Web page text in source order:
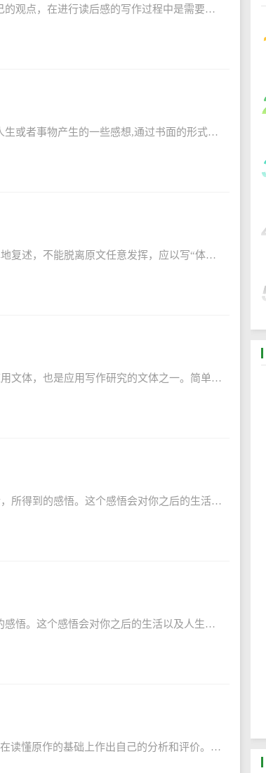
夏洛的网读后感三年级感触如何写？我们在写读后感的时候，一定要写明自己的观点，在进行读后感的写作过程中是需要记录书籍内容以及自己读书后感受的。下面是小编为大家整理的夏洛的网读后感三年级感触，希望对大家有
《三国演义》阅读感想和收获有哪些？读后感是在阅读了书籍等作品之后对人生或者事物产生的一些感想,通过书面的形式记录下来,就成为了读后感。下面是小编为大家整理的《三国演义》阅读感想和收获，希望对大家有所帮
对西游记的读后感和感触500字有哪些？写读后感绝不是对原文的抄录或简单地复述，不能脱离原文任意发挥，应以写“体会”为主。下面是小编为大家整理的对西游记的读后感和感触500字内容，希望对大家有所帮助。
西游记读后感优秀作文450字有哪些？读后感就是读书笔记，是一种常用的应用文体，也是应用写作研究的文体之一。简单来说就是看完书后的感触。下面是小编为大家整理的西游记读后感优秀作文450字，希望对大家有所
小学生读《西游记》读后感400字左右有哪些？读后感是指用心读完一本书后，所得到的感悟。这个感悟会对你之后的生活以及人生有莫大的帮助。下面是小编为大家整理的小学生读《西游记》读后感400字左右，希望对大
《艾青诗选》读后感及感悟写什么？读后感是指用心读完一本书后，所得到的感悟。这个感悟会对你之后的生活以及人生有莫大的帮助。下面是小编为大家整理的《艾青诗选》读后感及感悟，希望对大家有所帮助。《艾青诗选
初中《红楼梦》读后感600字如何写？读后感的主体是“感”。要写实感，还要在读懂原作的基础上作出自己的分析和评价。下面是小编为大家整理的初中《红楼梦》读后感600字，希望对大家有所帮助。初中《红楼梦》